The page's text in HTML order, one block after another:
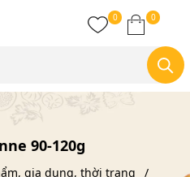
0 0
90-120g
gia dụng, thời trang